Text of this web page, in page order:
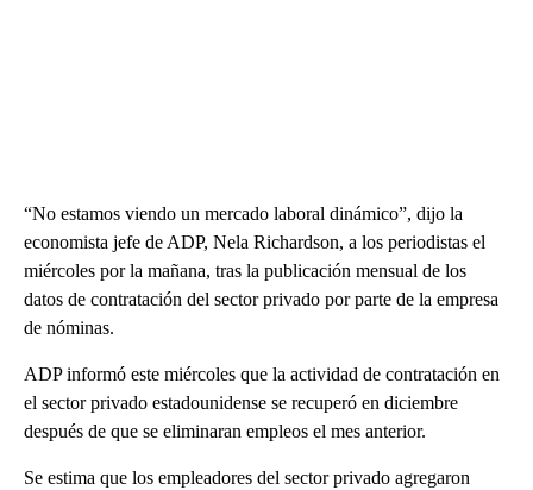
“No estamos viendo un mercado laboral dinámico”, dijo la
economista jefe de ADP, Nela Richardson, a los periodistas el
miércoles por la mañana, tras la publicación mensual de los
datos de contratación del sector privado por parte de la empresa
de nóminas.
ADP informó este miércoles que la actividad de contratación en
el sector privado estadounidense se recuperó en diciembre
después de que se eliminaran empleos el mes anterior.
Se estima que los empleadores del sector privado agregaron